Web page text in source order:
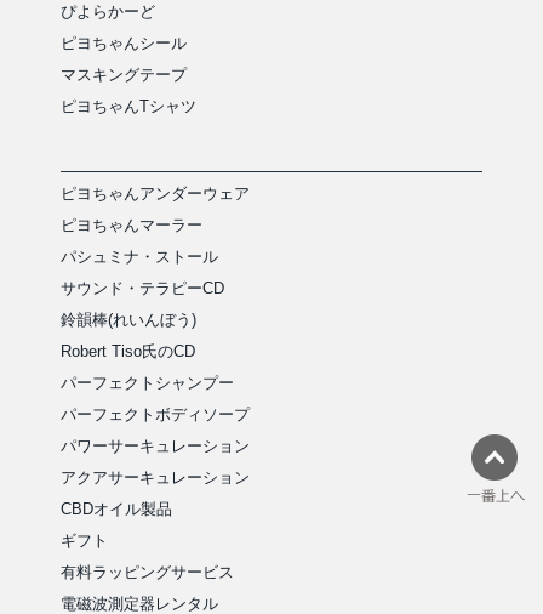
ぴよらかーど
ピヨちゃんシール
マスキングテープ
ピヨちゃんTシャツ
ピヨちゃんアンダーウェア
ピヨちゃんマーラー
パシュミナ・ストール
サウンド・テラピーCD
鈴韻棒(れいんぼう)
Robert Tiso氏のCD
パーフェクトシャンプー
パーフェクトボディソープ
パワーサーキュレーション
アクアサーキュレーション
CBDオイル製品
ギフト
有料ラッピングサービス
電磁波測定器レンタル